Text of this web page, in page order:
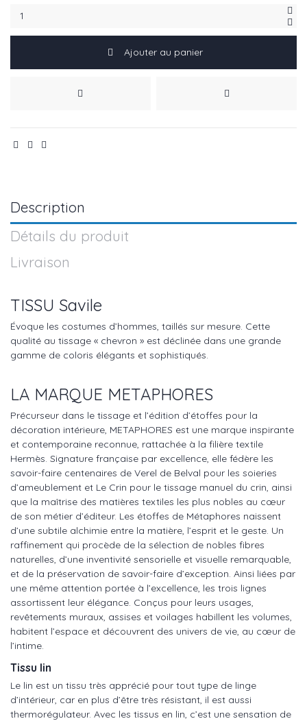
Ajouter au panier
Description
Détails du produit
Livraison
TISSU Savile
Évoque les costumes d’hommes, taillés sur mesure. Cette
qualité au tissage « chevron » est déclinée dans une grande
gamme de coloris élégants et sophistiqués.
LA MARQUE METAPHORES
Précurseur dans le tissage et l’édition d’étoffes pour la
décoration intérieure, METAPHORES est une marque inspirante
et contemporaine reconnue, rattachée à la filière textile
Hermès. Signature française par excellence, elle fédère les
savoir-faire centenaires de Verel de Belval pour les soieries
d’ameublement et Le Crin pour le tissage manuel du crin, ainsi
que la maîtrise des matières textiles les plus nobles au cœur
de son métier d’éditeur. Les étoffes de Métaphores naissent
d’une subtile alchimie entre la matière, l’esprit et le geste. Un
raffinement qui procède de la sélection de nobles fibres
naturelles, d’une inventivité sensorielle et visuelle remarquable,
et de la préservation de savoir-faire d’exception. Ainsi liées par
une même attention portée à l’excellence, les trois lignes
assortissent leur élégance. Conçus pour leurs usages,
revêtements muraux, assises et voilages habillent les volumes,
habitent l’espace et découvrent des univers de vie, au cœur de
l’intime.
Tissu lin
Le lin est un tissu très apprécié pour tout type de linge
d’intérieur, car en plus d’être très résistant, il est aussi
thermorégulateur. Avec les tissus en lin, c’est une sensation de